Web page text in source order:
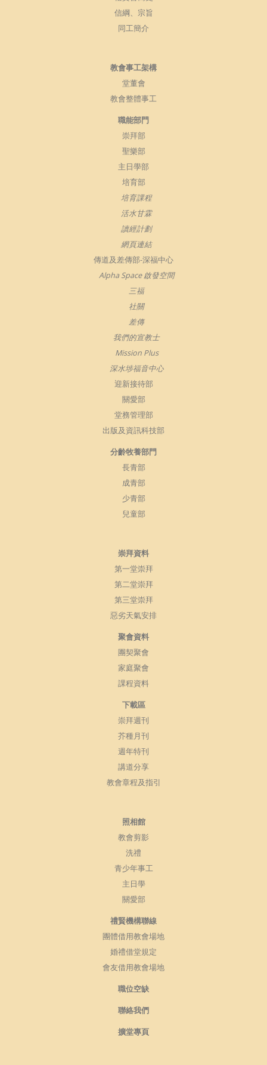
信綱、宗旨
同工簡介
教會事工架構
堂董會
教會整體事工
職能部門
崇拜部
聖樂部
主日學部
培育部
培育課程
活水甘霖
讀經計劃
網頁連結
傳道及差傳部-深福中心
Alpha Space 啟發空間
三福
社關
差傳
我們的宣教士
Mission Plus
深水埗福音中心
迎新接待部
關愛部
堂務管理部
出版及資訊科技部
分齡牧養部門
長青部
成青部
少青部
兒童部
崇拜資料
第一堂崇拜
第二堂崇拜
第三堂崇拜
惡劣天氣安排
聚會資料
團契聚會
家庭聚會
課程資料
下載區
崇拜週刊
芥種月刊
週年特刊
講道分享
教會章程及指引
照相館
教會剪影
洗禮
青少年事工
主日學
關愛部
禮賢機構聯線
團體借用教會場地
婚禮借堂規定
會友借用教會場地
職位空缺
聯絡我們
擴堂專頁